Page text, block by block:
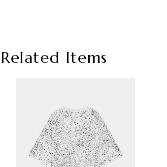
Related Items